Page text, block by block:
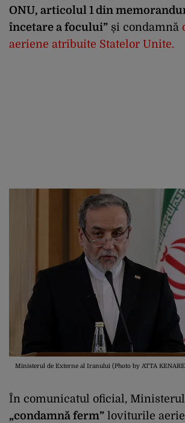
ONU, articolul 1 din
încetare a focului” și condamnă
aeriene atribuite Statelor Unite.
Ministerul de Externe al Iranului (Photo by ATTA
În comunicatul oficial,
„condamnă ferm” loviturile